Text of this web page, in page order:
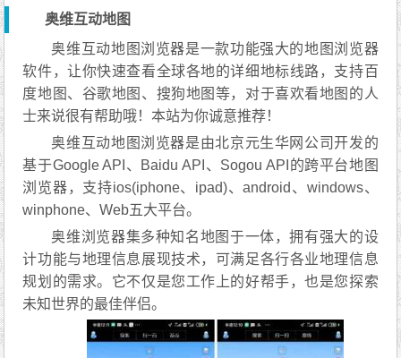
奥维互动地图
奥维互动地图浏览器是一款功能强大的地图浏览器
软件，让你快速查看全球各地的详细地标线路，支持百
度地图、谷歌地图、搜狗地图等，对于喜欢看地图的人
士来说很有帮助哦！本站为你诚意推荐！
奥维互动地图浏览器是由北京元生华网公司开发的
基于Google API、Baidu API、Sogou API的跨平台地图
浏览器，支持ios(iphone、ipad)、android、windows、
winphone、Web五大平台。
奥维浏览器集多种知名地图于一体，拥有强大的设
计功能与地理信息展现技术，可满足各行各业地理信息
规划的需求。它不仅是您工作上的好帮手，也是您探索
未知世界的最佳伴侣。